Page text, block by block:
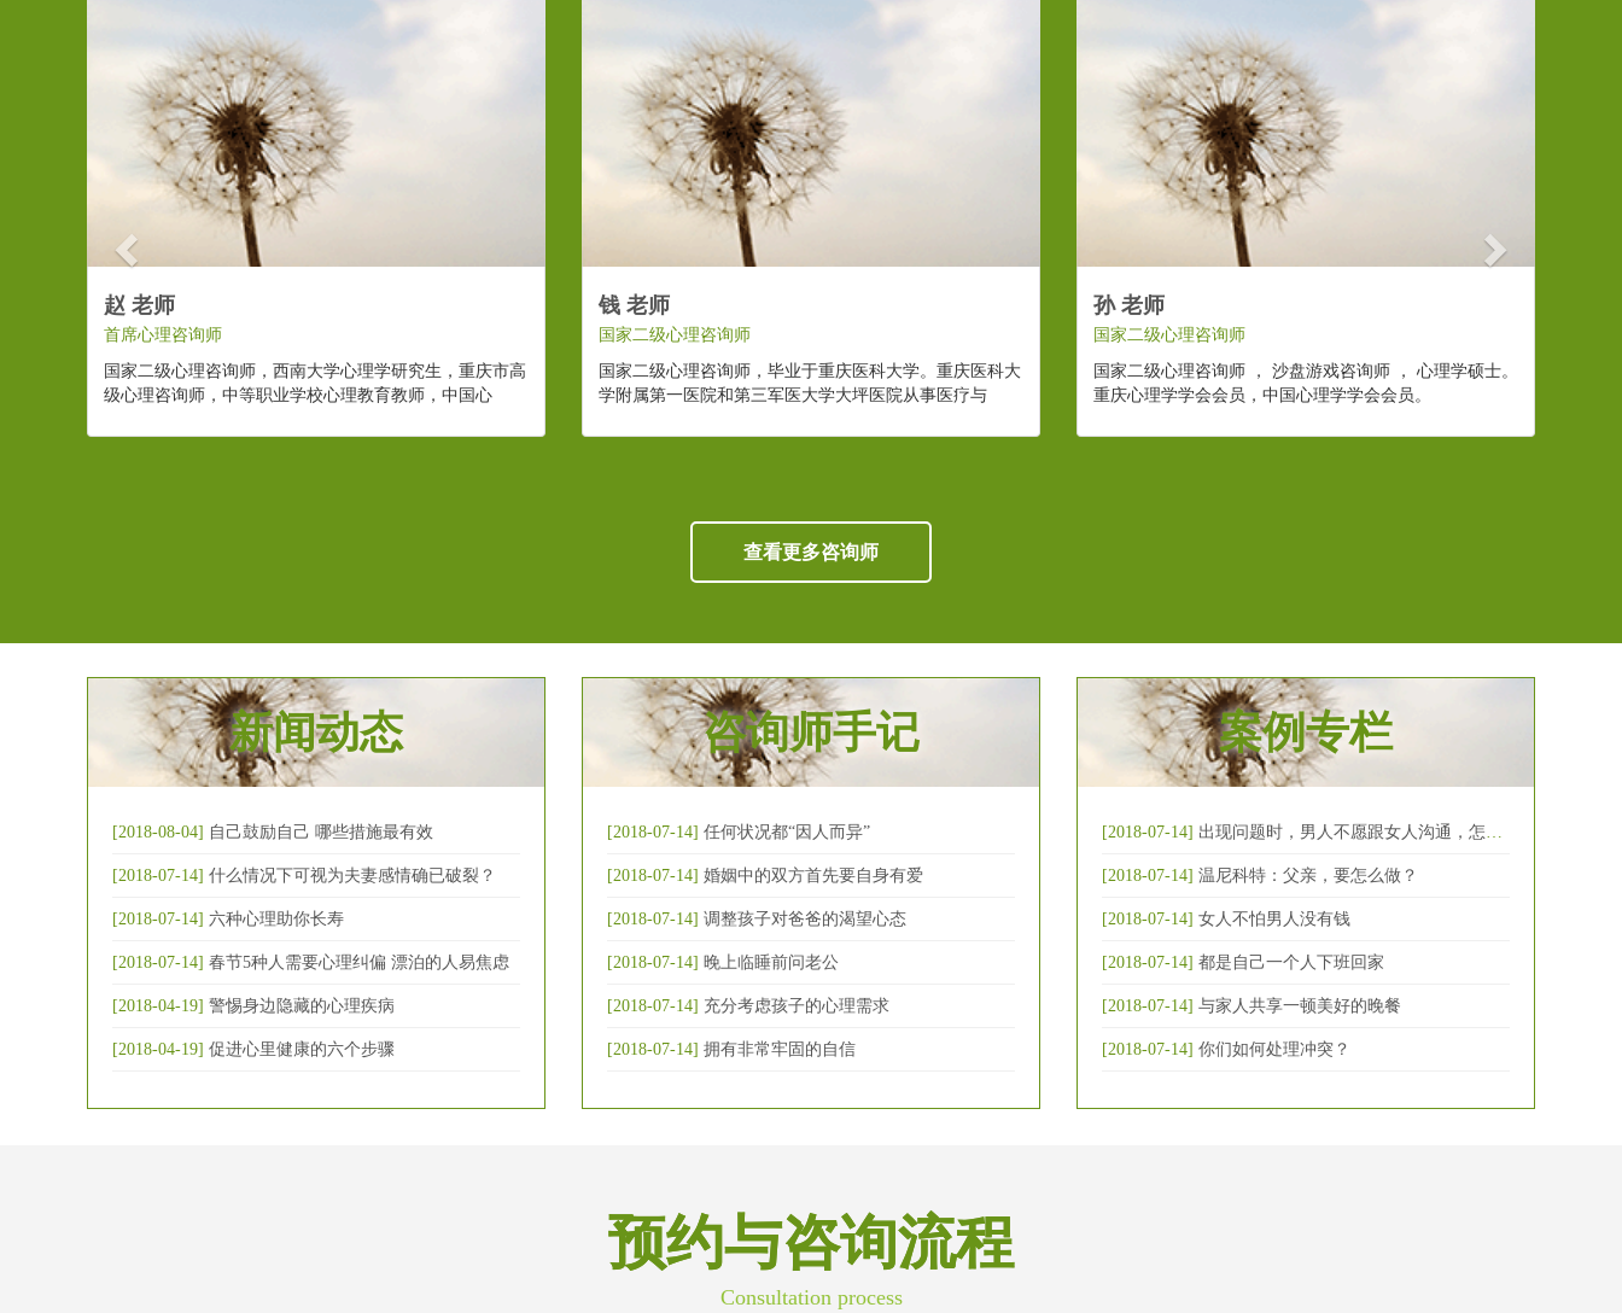
赵 老师
首席心理咨询师
国家二级心理咨询师，西南大学心理学研究生，重庆市高
级心理咨询师，中等职业学校心理教育教师，中国心
钱 老师
国家二级心理咨询师
国家二级心理咨询师，毕业于重庆医科大学。重庆医科大
学附属第一医院和第三军医大学大坪医院从事医疗与
孙 老师
国家二级心理咨询师
国家二级心理咨询师 ， 沙盘游戏咨询师 ， 心理学硕士。
重庆心理学学会会员，中国心理学学会会员。
查看更多咨询师
新闻动态
[2018-08-04] 自己鼓励自己 哪些措施最有效
[2018-07-14] 什么情况下可视为夫妻感情确已破裂？
[2018-07-14] 六种心理助你长寿
[2018-07-14] 春节5种人需要心理纠偏 漂泊的人易焦虑
[2018-04-19] 警惕身边隐藏的心理疾病
[2018-04-19] 促进心里健康的六个步骤
咨询师手记
[2018-07-14] 任何状况都“因人而异”
[2018-07-14] 婚姻中的双方首先要自身有爱
[2018-07-14] 调整孩子对爸爸的渴望心态
[2018-07-14] 晚上临睡前问老公
[2018-07-14] 充分考虑孩子的心理需求
[2018-07-14] 拥有非常牢固的自信
案例专栏
[2018-07-14] 出现问题时，男人不愿跟女人沟通，怎么破
[2018-07-14] 温尼科特：父亲，要怎么做？
[2018-07-14] 女人不怕男人没有钱
[2018-07-14] 都是自己一个人下班回家
[2018-07-14] 与家人共享一顿美好的晚餐
[2018-07-14] 你们如何处理冲突？
预约与咨询流程
Consultation process